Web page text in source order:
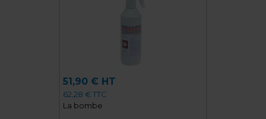
51,90 € HT
62,28 € TTC
La bombe